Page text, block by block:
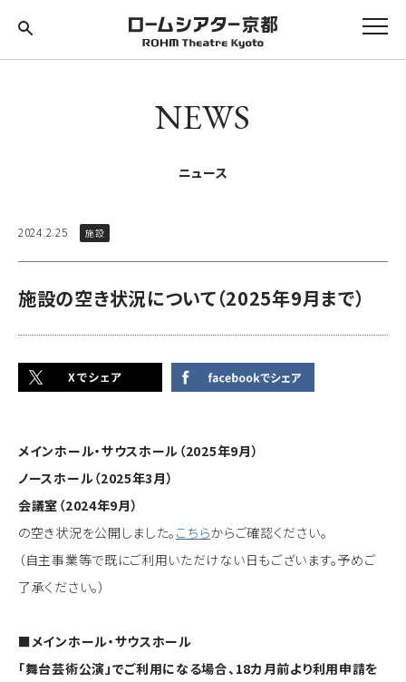
NEWS
ニュース
2024.2.25 施設
施設の空き状況について（2025年9月まで）
メインホール・サウスホール（2025年9月）
ノースホール（2025年3月）
会議室（2024年9月）
の空き状況を公開しました。 こちらからご確認ください。
（自主事業等で既にご利用いただけない日もございます。予めご
了承ください。）
■メインホール・サウスホール
「舞台芸術公演」でご利用になる場合、18カ月前より利用申請を